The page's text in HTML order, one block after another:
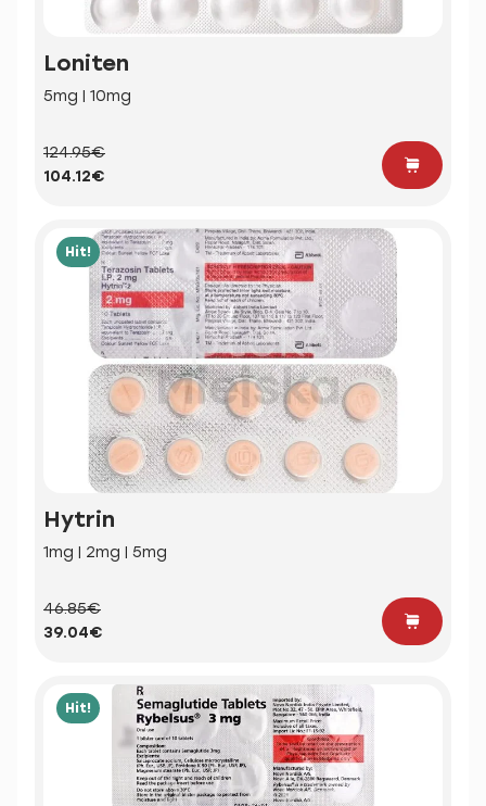
Loniten
5mg | 10mg
124.95€
104.12€
Hit!
Hytrin
1mg | 2mg | 5mg
46.85€
39.04€
Hit!